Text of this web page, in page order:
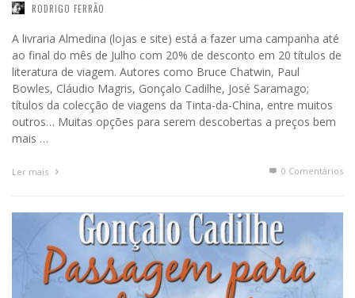
RODRIGO FERRÃO
A livraria Almedina (lojas e site) está a fazer uma campanha até
ao final do mês de Julho com 20% de desconto em 20 títulos de
literatura de viagem. Autores como Bruce Chatwin, Paul
Bowles, Cláudio Magris, Gonçalo Cadilhe, José Saramago;
títulos da colecção de viagens da Tinta-da-China, entre muitos
outros… Muitas opções para serem descobertas a preços bem
mais …
Ler mais 0 Comentários